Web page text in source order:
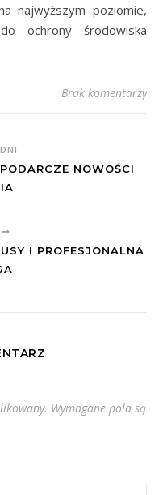
najwyższym poziomie,
ochrony środowiska
Brak komentarzy
NOWOŚCI
I PROFESJONALNA
Wymagane pola są